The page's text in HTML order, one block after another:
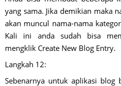
yang sama. Jika demikian maka
akan muncul nama-nama
Kali ini anda sudah bisa
mengklik Create New Blog Entry.
Langkah 12:
Sebenarnya untuk aplikasi